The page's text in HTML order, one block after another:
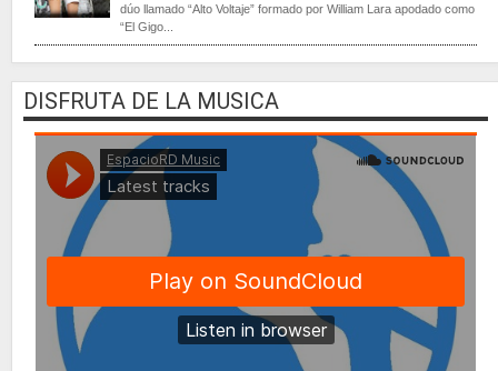
dúo llamado “Alto Voltaje” formado por William Lara apodado como
“El Gigo...
DISFRUTA DE LA MUSICA